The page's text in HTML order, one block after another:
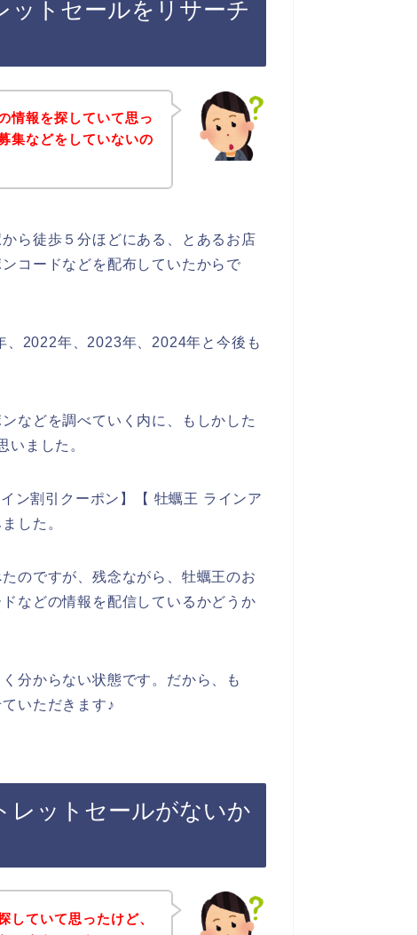
ットセールをリサーチ
情報を探していて思っ
集などをしていないの
ら徒歩５分ほどにある、とあるお店
コードなどを配布していたからで
、2022年、2023年、2024年と今後も
などを調べていく内に、もしかした
いました。
ン割引クーポン】【 牡蠣王 ラインア
した。
のですが、残念ながら、牡蠣王のお
などの情報を配信しているかどうか
分からない状態です。だから、も
いただきます♪
レットセールがないか
していて思ったけど、